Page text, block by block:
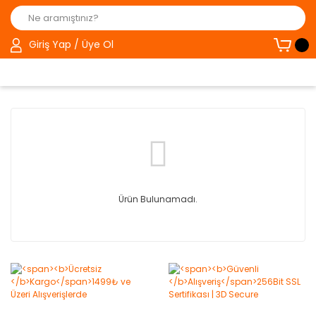
Giriş Yap / Üye Ol
Ürün Bulunamadı.